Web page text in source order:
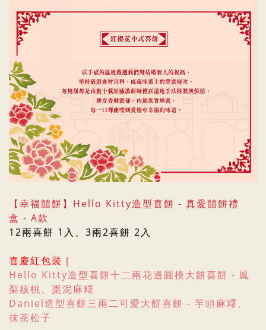
【幸福囍餅】 Hello Kitty造型喜餅 - 真愛囍餅禮
盒 - A款
12兩喜餅 1入、 3兩2喜餅 2入
喜慶紅包裝 ｜
Hello Kitty造型喜餅十二兩花邊圓模大餅喜餅 - 鳳
梨核桃、 棗泥麻糬
Daniel造型喜餅三兩二可愛大餅喜餅 - 芋頭麻糬、
抹茶松子